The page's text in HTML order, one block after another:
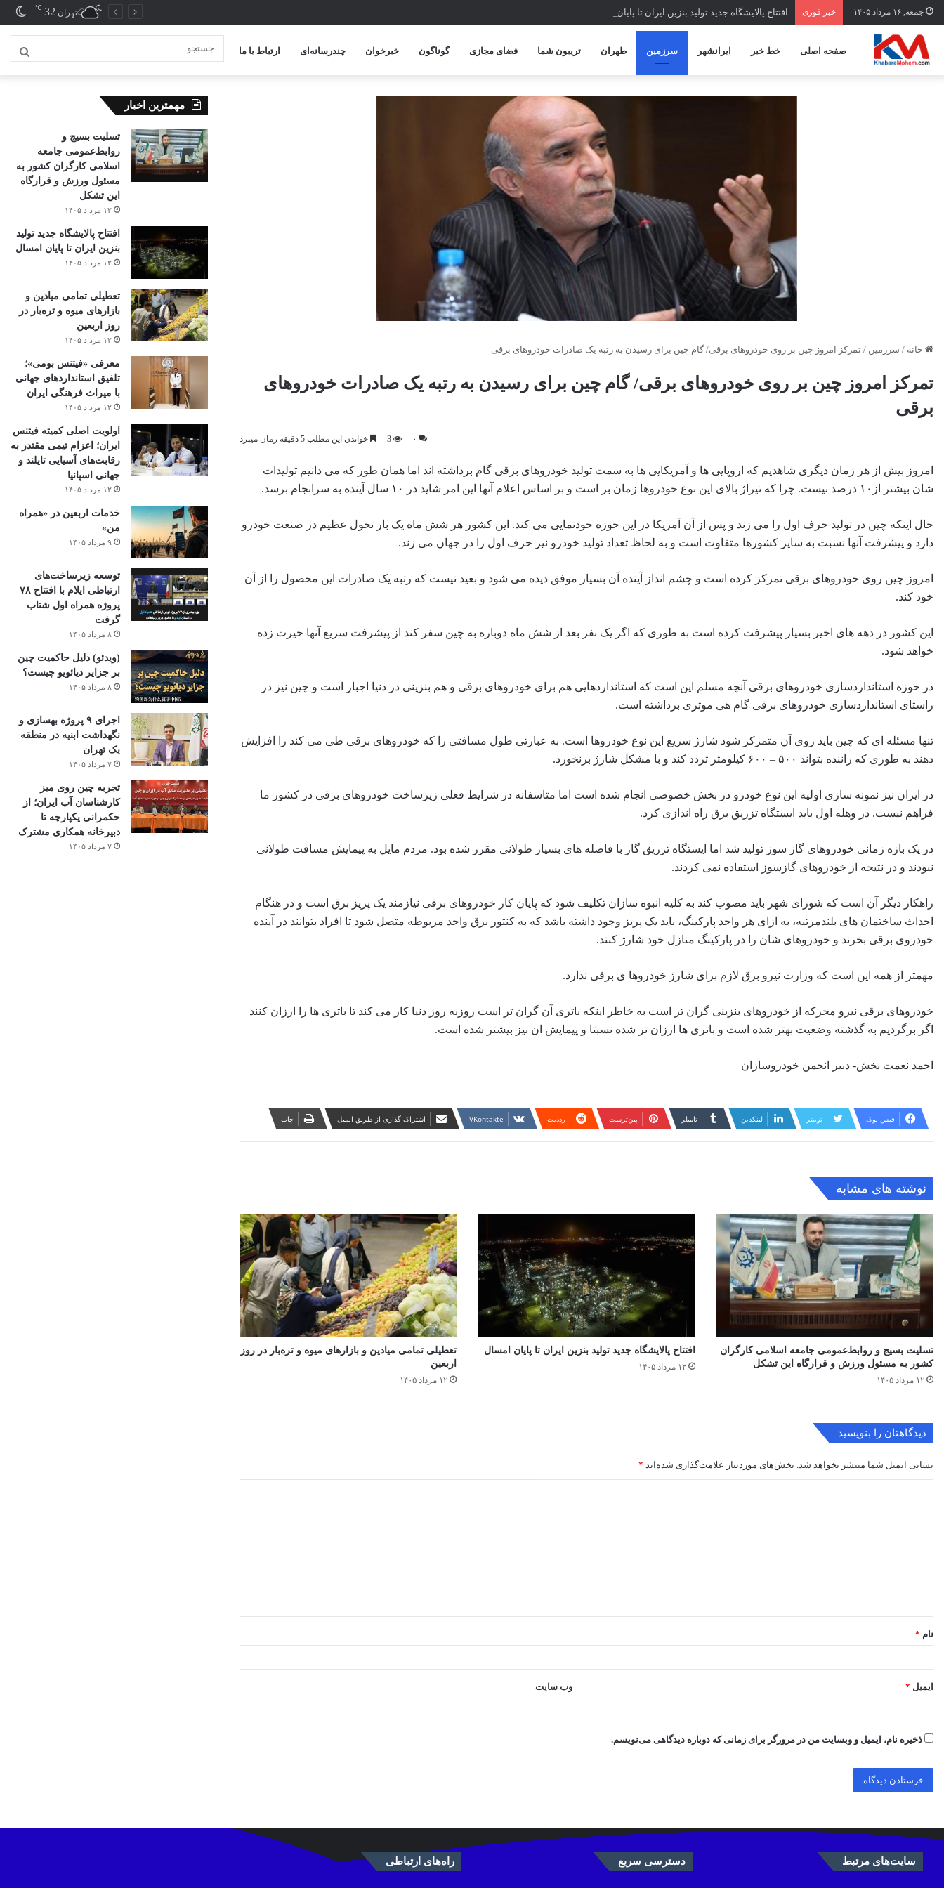
جمعه, ۱۶ مرداد ۱۴۰۵ خبر فوری افتتاح ‌پالایشگاه جدید تولید بنزین ایران تا پایان امسال تهران 32
℃
صفحه اصلی خط خبر ایرانشهر سرزمین طهران تریبون شما فضای مجازی گوناگون خبرخوان چندرسانه‌ای ارتباط با ما
خانه / سرزمین / تمرکز امروز چین بر روی خودروهای برقی/ گام چین برای رسیدن به رتبه یک صادرات خودروهای برقی
تمرکز امروز چین بر روی خودروهای برقی/ گام چین برای رسیدن به رتبه یک صادرات خودروهای
برقی
۰ 3 خواندن این مطلب 5 دقیقه زمان میبرد
امروز بیش از هر زمان دیگری شاهدیم که اروپایی ها و آمریکایی ها به سمت تولید خودروهای برقی گام برداشته اند اما همان طور که می دانیم تولیدات
شان بیشتر از۱۰ درصد نیست. چرا که تیراژ بالای این نوع خودروها زمان بر است و بر اساس اعلام آنها این امر شاید در ۱۰ سال آینده به سرانجام برسد.
حال اینکه چین در تولید حرف اول را می زند و پس از آن آمریکا در این حوزه خودنمایی می کند. این کشور هر شش ماه یک ‌بار تحول عظیم در صنعت خودرو
دارد و پیشرفت آنها نسبت به سایر کشورها متفاوت است و به ‌لحاظ تعداد تولید خودرو نیز حرف اول را در جهان می ‌زند.
امروز چین روی خودروهای برقی تمرکز کرده است و چشم انداز آینده آن بسیار موفق دیده می شود و بعید نیست که رتبه یک صادرات این محصول را از آن
خود کند.
این کشور در دهه های اخیر بسیار پیشرفت کرده است به طوری که اگر یک نفر بعد از شش ماه دوباره به چین سفر کند از پیشرفت سریع آنها حیرت زده
خواهد شود.
در حوزه استانداردسازی خودروهای برقی آنچه مسلم این است که استانداردهایی هم برای خودروهای برقی و هم بنزینی در دنیا اجبار است و چین نیز در
راستای استانداردسازی خودروهای برقی گام هی موثری برداشته است.
تنها مسئله ای که چین باید روی آن متمرکز شود شارژ سریع این نوع خودروها است. به عبارتی طول مسافتی را که خودروهای برقی طی می کند را افزایش
دهند به طوری که راننده بتواند ۵۰۰ – ۶۰۰ کیلومتر تردد کند و با مشکل شارژ برنخورد.
در ایران نیز نمونه سازی اولیه این نوع خودرو در بخش خصوصی انجام شده است اما متاسفانه در شرایط فعلی زیرساخت خودروهای برقی در کشور ما
فراهم نیست. در وهله اول باید ایستگاه تزریق برق راه اندازی کرد.
در یک بازه زمانی خودروهای گاز سوز تولید شد اما ایستگاه تزریق گاز با فاصله ‌های بسیار طولانی مقرر شده بود. مردم مایل به پیمایش مسافت طولانی
نبودند و در نتیجه از خودروهای گازسوز استفاده نمی‌ کردند.
راهکار دیگر آن است که شورای شهر باید مصوب کند به کلیه انبوه سازان تکلیف شود که پایان کار خودروهای برقی نیازمند یک پریز برق است و در هنگام
احداث ساختمان های بلندمرتبه، به ازای هر واحد پارکینگ، باید یک پریز وجود داشته باشد که به کنتور برق واحد مربوطه متصل شود تا افراد بتوانند در آینده
خودروی برقی بخرند و خودروهای شان را در پارکینگ منازل خود شارژ کنند.
مهمتر از همه این است که وزارت نیرو برق لازم برای شارژ خودروها ی برقی ندارد.
خودروهای برقی نیرو محرکه از خودروهای بنزینی گران تر است به خاطر اینکه باتری آن گران تر است روزبه روز دنیا کار می کند تا باتری ها را ارزان کنند
اگر برگردیم به گذشته وضعیت بهتر شده است و باتری ها ارزان تر شده نسبتا و پیمایش ان نیز بیشتر شده است.
احمد نعمت بخش- دبیر انجمن خودروسازان
فیس بوک توییتر لینکدین ‫تامبلر ‫پین‌ترست ‫رددیت ‫VKontakte اشتراک گذاری از طریق ایمیل چاپ
نوشته های مشابه
تسلیت بسیج و روابط‌عمومی جامعه اسلامی کارگران
کشور به مسئول ورزش و قرارگاه این تشکل
۱۲ مرداد ۱۴۰۵
افتتاح ‌پالایشگاه جدید تولید بنزین ایران تا پایان امسال
۱۲ مرداد ۱۴۰۵
تعطیلی تمامی میادین و بازارهای میوه و تره‌بار در روز
اربعین
۱۲ مرداد ۱۴۰۵
دیدگاهتان را بنویسید
نشانی ایمیل شما منتشر نخواهد شد. بخش‌های موردنیاز علامت‌گذاری شده‌اند *
*
نام *
ایمیل * وب‌ سایت
ذخیره نام، ایمیل و وبسایت من در مرورگر برای زمانی که دوباره دیدگاهی می‌نویسم.
مهمترین اخبار
تسلیت بسیج و
روابط‌عمومی جامعه
اسلامی کارگران کشور به
مسئول ورزش و قرارگاه
این تشکل
۱۲ مرداد ۱۴۰۵
افتتاح ‌پالایشگاه جدید تولید
بنزین ایران تا پایان امسال
۱۲ مرداد ۱۴۰۵
تعطیلی تمامی میادین و
بازارهای میوه و تره‌بار در
روز اربعین
۱۲ مرداد ۱۴۰۵
معرفی «فیتنس بومی»؛
تلفیق استانداردهای جهانی
با میراث فرهنگی ایران
۱۲ مرداد ۱۴۰۵
اولویت اصلی کمیته فیتنس
ایران؛ اعزام تیمی مقتدر به
رقابت‌های آسیایی تایلند و
جهانی اسپانیا
۱۲ مرداد ۱۴۰۵
خدمات اربعین در «همراه
من»
۹ مرداد ۱۴۰۵
توسعه زیرساخت‌های
ارتباطی ایلام با افتتاح ۷۸
پروژه همراه اول شتاب
گرفت
۸ مرداد ۱۴۰۵
(ویدئو) دلیل حاکمیت چین
بر جزایر دیائویو چیست؟
۸ مرداد ۱۴۰۵
اجرای ۹ پروژه بهسازی و
نگهداشت ابنیه در منطقه
یک تهران
۷ مرداد ۱۴۰۵
تجربه چین روی میز
کارشناسان آب ایران؛ از
حکمرانی یکپارچه تا
دبیرخانه همکاری مشترک
۷ مرداد ۱۴۰۵
سایت‌های مرتبط دسترسی سریع راه‌های ارتباطی